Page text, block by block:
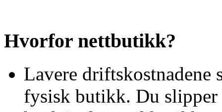
Hvorfor nettbutikk?
Lavere driftskostnadene
fysisk butikk. Du slipper